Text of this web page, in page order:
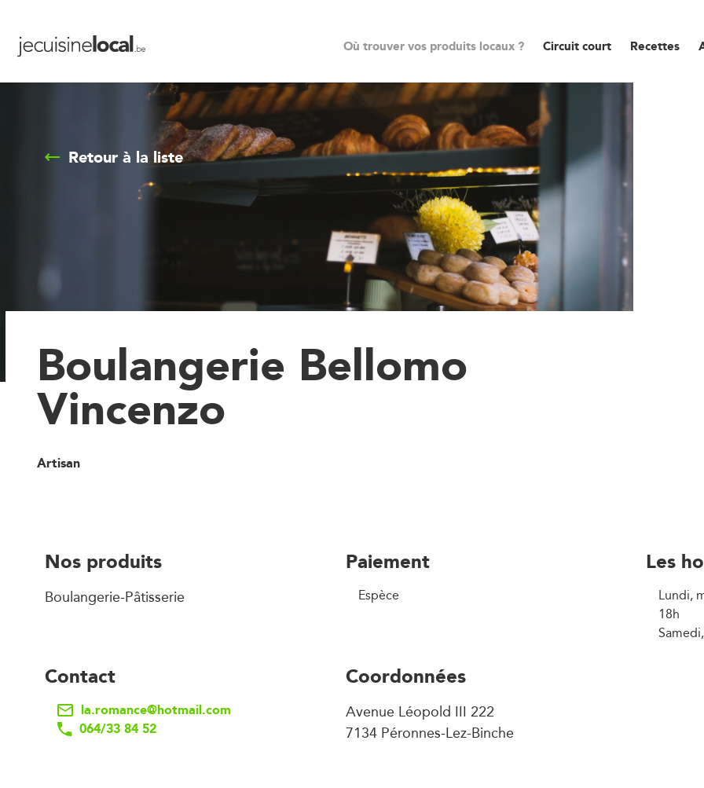
Où trouver vos produits locaux ? Circuit court Recettes
Retour à la liste
Boulangerie Bellomo
Vincenzo
Artisan
Nos produits
Boulangerie-Pâtisserie
Paiement
Espèce
Les
Lundi,
18h
Contact
la.romance@hotmail.com
064/33 84 52
Coordonnées
Avenue Léopold III 222
7134 Péronnes-Lez-Binche